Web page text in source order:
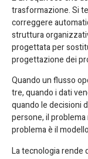
trasformazione. Si
correggere
struttura
progettata per
progettazione dei
Quando un flusso
tre, quando i dati
quando le decisioni
persone, il
problema è il
La tecnologia rende